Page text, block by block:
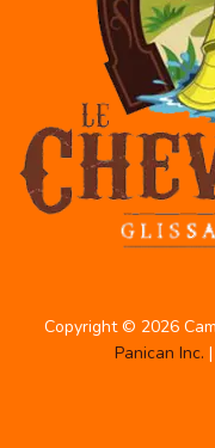
Copyright © 2026
Panican Inc. |